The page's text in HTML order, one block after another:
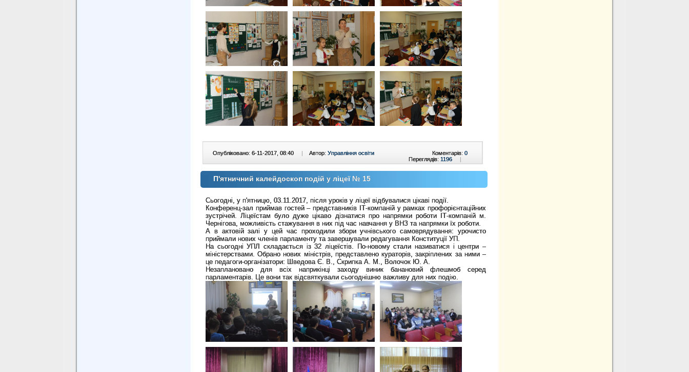
Опубліковано: 6-11-2017, 08:40 | Автор: Управління освіти Коментарів: 0
Переглядів: 1196 |
П'ятничний калейдоскоп подій у ліцеї № 15
Сьогодні, у п'ятницю, 03.11.2017, після уроків у ліцеї відбувалися цікаві події.
Конференц-зал приймав гостей – представників ІТ-компаній у рамках профорієнтаційних
зустрічей. Ліцеїстам було дуже цікаво дізнатися про напрямки роботи ІТ-компаній м.
Чернігова, можливість стажування в них під час навчання у ВНЗ та напрямки їх роботи.
А в актовій залі у цей час проходили збори учнівського самоврядування: урочисто
приймали нових членів парламенту та завершували редагування Конституції УП.
На сьогодні УПЛ складається із 32 ліцеїстів. По-новому стали називатися і центри –
міністерствами. Обрано нових міністрів, представлено кураторів, закріплених за ними –
це педагоги-організатори: Шведова Є. В., Скрипка А. М., Волочок Ю. А.
Незаплановано для всіх наприкінці заходу виник банановий флешмоб серед
парламентарів. Це вони так відсвяткували сьогоднішню важливу для них подію.